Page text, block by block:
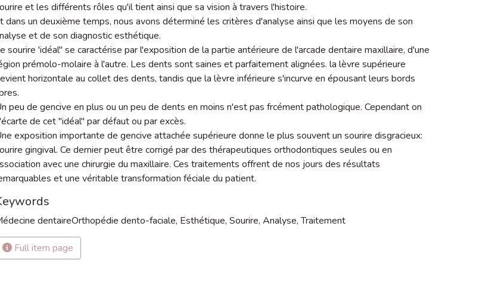
et les différents rôles qu'il tient ainsi que sa vision à travers l'histoire.
dans un deuxième temps, nous avons déterminé les critères d'analyse ainsi que les moyens de son
et de son diagnostic esthétique.
sourire 'idéal" se caractérise par l'exposition de la partie antérieure de l'arcade dentaire maxillaire, d'une
prémolo-molaire à l'autre. Les dents sont saines et parfaitement alignées. la lèvre supérieure
horizontale au collet des dents, tandis que la lèvre inférieure s'incurve en épousant leurs bords
peu de gencive en plus ou un peu de dents en moins n'est pas frcément pathologique. Cependant on
de cet "idéal" par défaut ou par excès.
exposition importante de gencive attachée supérieure donne le plus souvent un sourire disgracieux:
gingival. Ce dernier peut être corrigé par des thérapeutiques orthodontiques seules ou en
avec une chirurgie du maxillaire. Ces traitements offrent de nos jours des résultats
et une véritable transformation féciale du patient.
dentaireOrthopédie dento-faciale, Esthétique, Sourire, Analyse,Traitement
Full item page